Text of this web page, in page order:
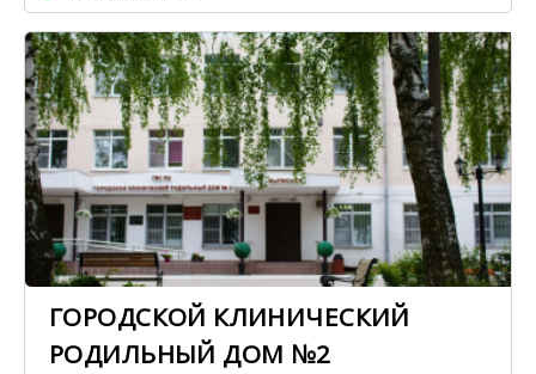
ГОРОДСКОЙ КЛИНИЧЕСКИЙ
РОДИЛЬНЫЙ ДОМ №2